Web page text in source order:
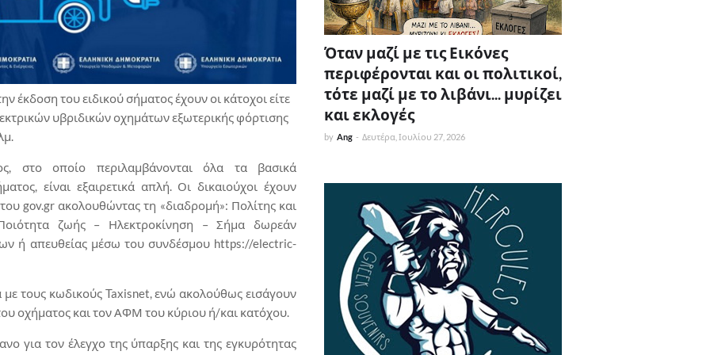
έκδοση του ειδικού σήματος έχουν οι κάτοχοι είτε
υβριδικών οχημάτων εξωτερικής φόρτισης
στο οποίο περιλαμβάνονται όλα τα βασικά
είναι εξαιρετικά απλή. Οι δικαιούχοι έχουν
gov.gr ακολουθώντας τη «διαδρομή»: Πολίτης και
ζωής – Ηλεκτροκίνηση – Σήμα δωρεάν
ή απευθείας μέσω του συνδέσμου https://electric-
με τους κωδικούς Taxisnet, ενώ ακολούθως εισάγουν
οχήματος και τον ΑΦΜ του κύριου ή/και κατόχου.
για τον έλεγχο της ύπαρξης και της εγκυρότητας
Όταν μαζί με τις Εικόνες
περιφέρονται και οι πολιτικοί,
τότε μαζί με το λιβάνι... μυρίζει
και εκλογές
by Ang - Δευτέρα, Ιουλίου 27, 2026